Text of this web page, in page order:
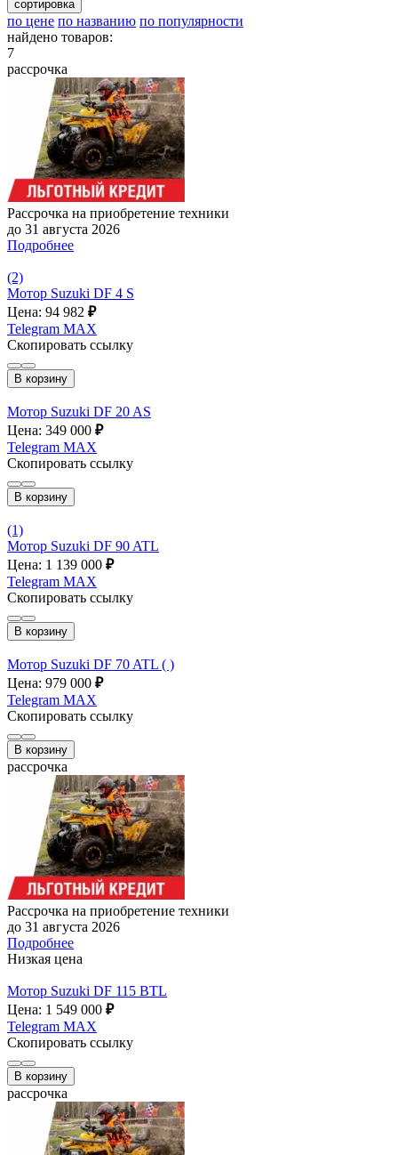
сортировка
по цене по названию по популярности
найдено товаров:
7
рассрочка
Рассрочка на приобретение техники
до 31 августа 2026
Подробнее
(2)
Мотор Suzuki DF 4 S
Цена: 94 982 ₽
Telegram MAX
Скопировать ссылку
В корзину
Мотор Suzuki DF 20 AS
Цена: 349 000 ₽
Telegram MAX
Скопировать ссылку
В корзину
(1)
Мотор Suzuki DF 90 ATL
Цена: 1 139 000 ₽
Telegram MAX
Скопировать ссылку
В корзину
Мотор Suzuki DF 70 ATL ( )
Цена: 979 000 ₽
Telegram MAX
Скопировать ссылку
В корзину
рассрочка
Рассрочка на приобретение техники
до 31 августа 2026
Подробнее
Низкая цена
Мотор Suzuki DF 115 BTL
Цена: 1 549 000 ₽
Telegram MAX
Скопировать ссылку
В корзину
рассрочка